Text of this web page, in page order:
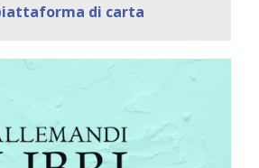
di carta